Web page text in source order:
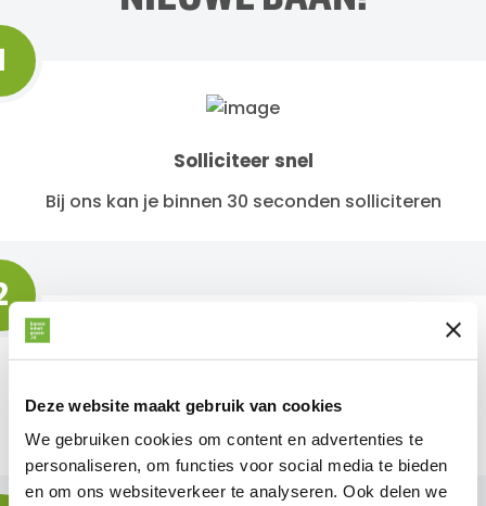
Deze website maakt gebruik van cookies
We gebruiken cookies om content en advertenties te
personaliseren, om functies voor social media te bieden
en om ons websiteverkeer te analyseren. Ook delen we
Solliciteer snel
Bij ons kan je binnen 30 seconden solliciteren
Binnen 24 uur antwoord
Wij beantwoorden jouw sollicitatie binnen 1 dag